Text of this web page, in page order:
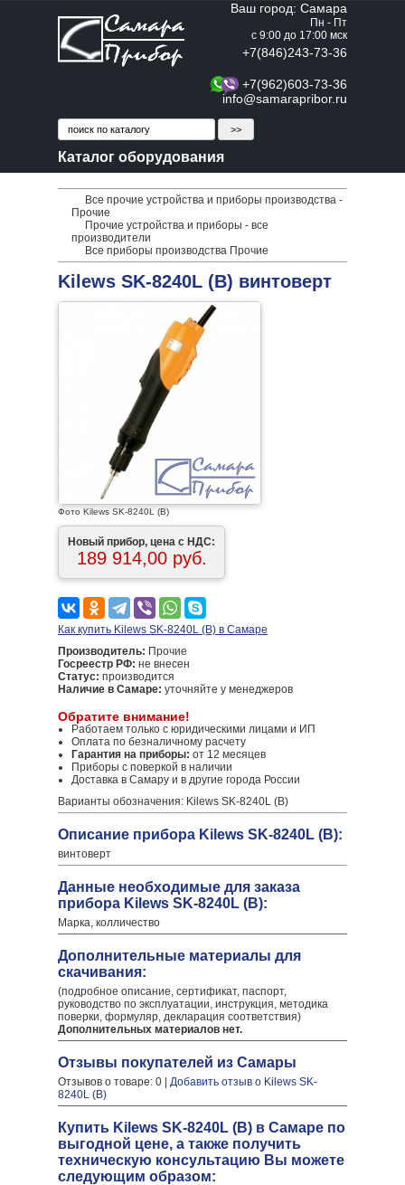
Ваш город: Самара
Пн - Пт
с 9:00 до 17:00 мск
+7(846)243-73-36
+7(962)603-73-36
info@samarapribor.ru
Каталог оборудования
Все прочие устройства и приборы производства -
Прочие
Прочие устройства и приборы - все
производители
Все приборы производства Прочие
Kilews SK-8240L (B) винтоверт
Фото Kilews SK-8240L (B)
Новый прибор, цена с НДС:
189 914,00 руб.
Как купить Kilews SK-8240L (B) в Самаре
Производитель: Прочие
Госреестр РФ: не внесен
Статус: производится
Наличие в Самаре: уточняйте у менеджеров
Обратите внимание!
Работаем только с юридическими лицами и ИП
Оплата по безналичному расчету
Гарантия на приборы: от 12 месяцев
Приборы с поверкой в наличии
Доставка в Самару и в другие города России
Варианты обозначения: Kilews SK-8240L (B)
Описание прибора Kilews SK-8240L (B):
винтоверт
Данные необходимые для заказа
прибора Kilews SK-8240L (B):
Марка, колличество
Дополнительные материалы для
скачивания:
(подробное описание, сертификат, паспорт,
руководство по эксплуатации, инструкция, методика
поверки, формуляр, декларация соответствия)
Дополнительных материалов нет.
Отзывы покупателей из Самары
Отзывов о товаре: 0 | Добавить отзыв о Kilews SK-
8240L (B)
Купить Kilews SK-8240L (B) в Самаре по
выгодной цене, а также получить
техническую консультацию Вы можете
следующим образом: